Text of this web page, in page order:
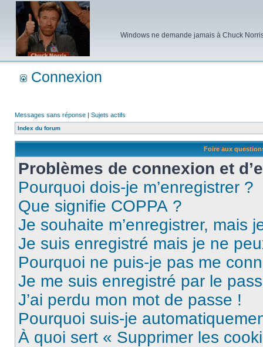
Windows ne demande jamais à Chuck
Connexion
Messages sans réponse | Sujets actifs
Index du forum
Foire aux
Problèmes de connexion et
Pourquoi dois-je m’enregistrer ?
Que signifie COPPA ?
Je souhaite m’enregistrer, mais
Je suis enregistré mais je ne
Pourquoi ne puis-je pas me
Je me suis enregistré par le
J’ai perdu mon mot de passe !
Pourquoi suis-je
À quoi sert « Supprimer les